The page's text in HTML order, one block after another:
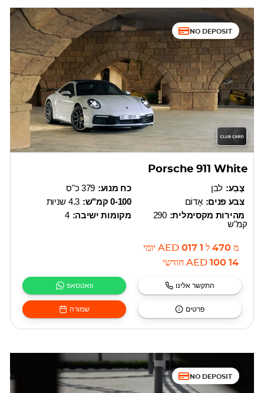
NO DEPOSIT
Porsche 911 White
כח מנוע: 379 כ"ס
0-100 קמ"ש:
4.3 שניות
מקומות ישיבה: 4
צֶבַע: לבן
צבע פנים: אָדוֹם
מהירות מקסימלית: 290
קמ"ש
מ 470 ל 1 017
AED יומי
14 100
AED חודשי
וואטסאפ התקשר אלינו
שמורה פרטים
NO DEPOSIT